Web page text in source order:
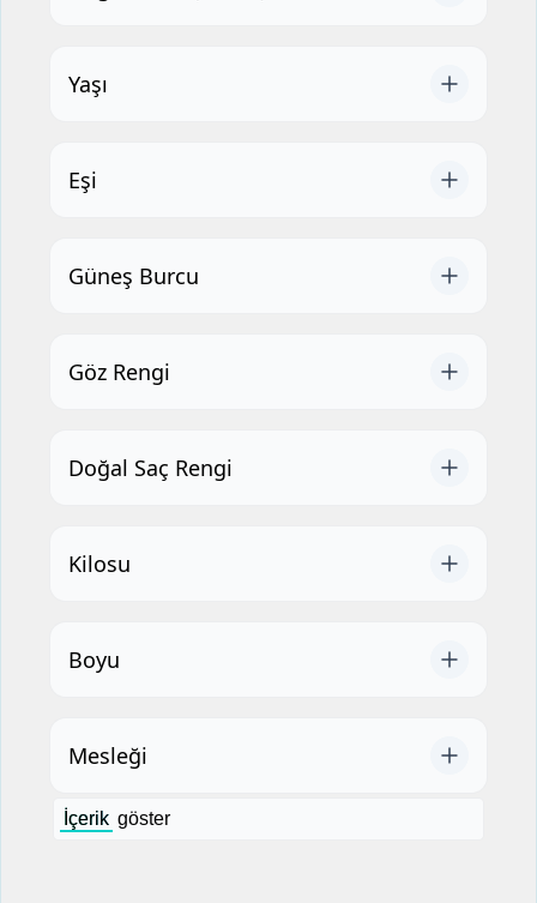
Yaşı
Eşi
Güneş Burcu
Göz Rengi
Doğal Saç Rengi
Kilosu
Boyu
Mesleği
İçerik göster